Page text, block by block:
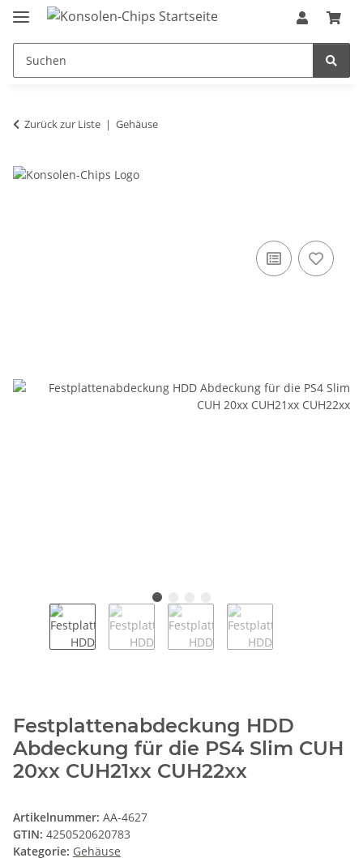
Zurück zur Liste Gehäuse
Festplattenabdeckung HDD
Abdeckung für die PS4 Slim CUH
20xx CUH21xx CUH22xx
Artikelnummer: AA-4627
GTIN: 4250520620783
Kategorie: Gehäuse